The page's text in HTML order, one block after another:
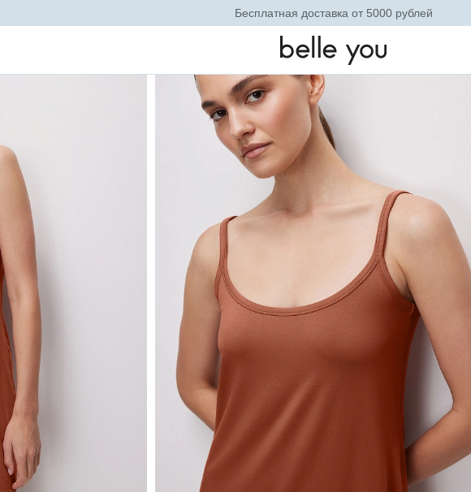
Невидимое базовое белье. Теперь в новых оттенках
Сорочка ночная женская (терракотовый)